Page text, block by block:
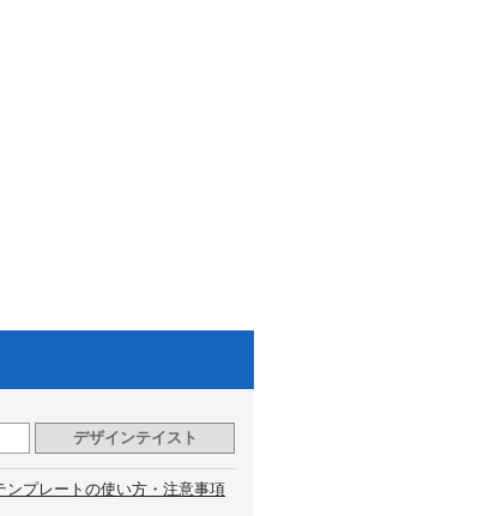
デザインテイスト
ンプレートの使い方・注意事項